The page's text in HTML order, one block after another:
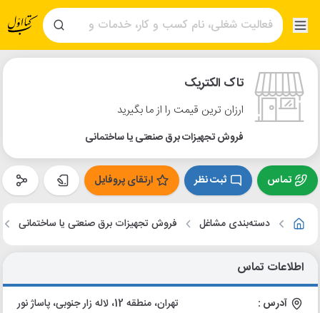
تاک الکتریک
ارزان ترین قیمت را از ما بگیرید
فروش تجهیزات برق صنعتی یا ساختمانی
تماس ثبت نظر ارتقای پروفایل
دسته‌بندی مشاغل فروش تجهیزات برق صنعتی یا ساختمانی
اطلاعات تماس
آدرس : تهران، منطقه 12، لاله زار جنوبی، پاساژ نور